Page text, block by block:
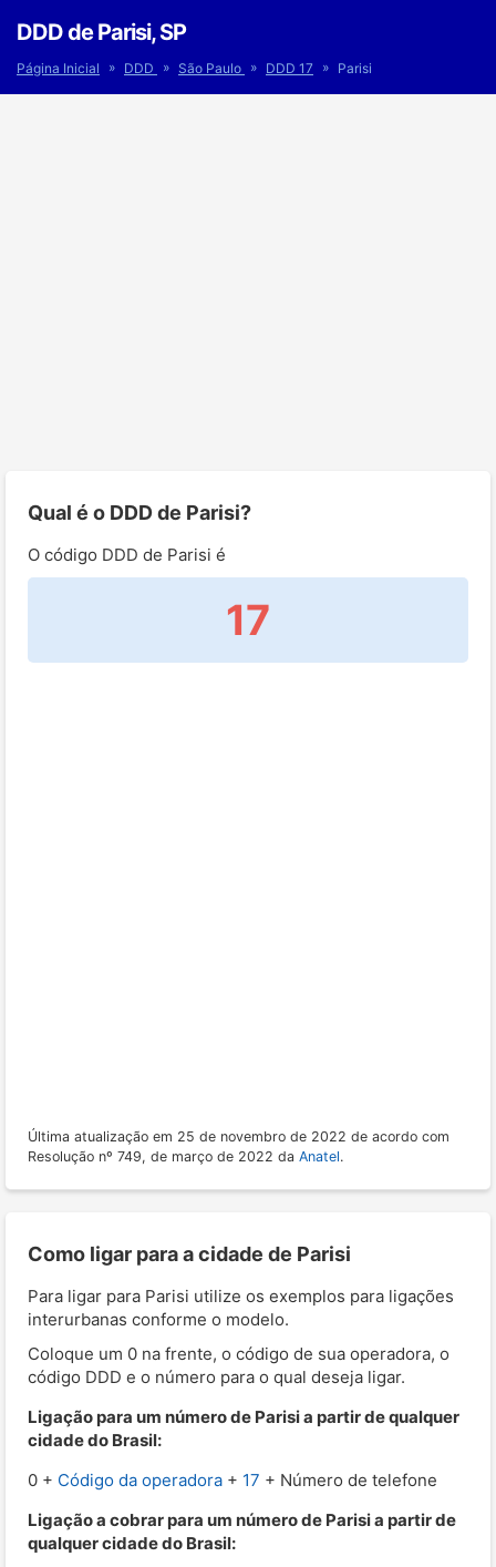
DDD de Parisi, SP
Página Inicial » DDD » São Paulo » DDD 17 » Parisi
Qual é o DDD de Parisi?
O código DDD de Parisi é
17
Última atualização em 25 de novembro de 2022 de acordo com
Resolução nº 749, de março de 2022 da Anatel.
Como ligar para a cidade de Parisi
Para ligar para Parisi utilize os exemplos para ligações
interurbanas conforme o modelo.
Coloque um 0 na frente, o código de sua operadora, o
código DDD e o número para o qual deseja ligar.
Ligação para um número de Parisi a partir de qualquer
cidade do Brasil:
0 + Código da operadora + 17 + Número de telefone
Ligação a cobrar para um número de Parisi a partir de
qualquer cidade do Brasil: